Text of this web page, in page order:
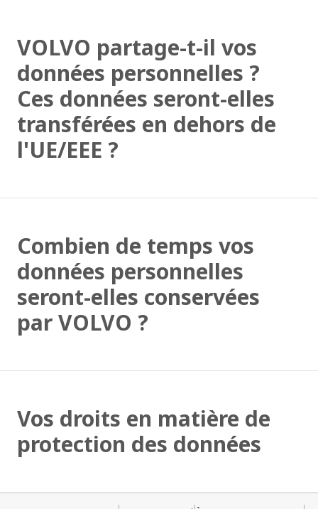
VOLVO partage-t-il vos
données personnelles ?
Ces données seront-elles
transférées en dehors de
l'UE/EEE ?
Combien de temps vos
données personnelles
seront-elles conservées
par VOLVO ?
Vos droits en matière de
protection des données